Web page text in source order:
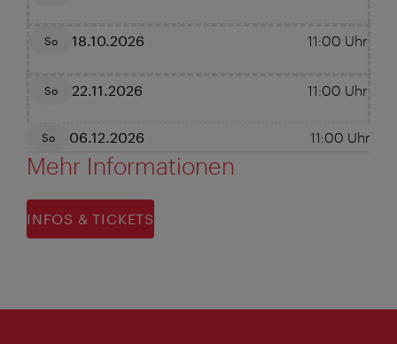
So 18.10.2026 11:00 Uhr
So 22.11.2026 11:00 Uhr
So 06.12.2026 11:00 Uhr
Mehr Informationen
INFOS & TICKETS